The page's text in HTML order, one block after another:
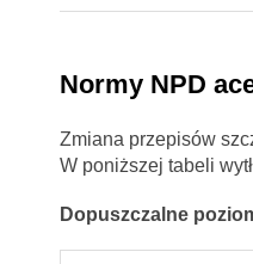
Normy NPD
Zmiana przepisów
W poniższej tabeli
Dopuszczalne